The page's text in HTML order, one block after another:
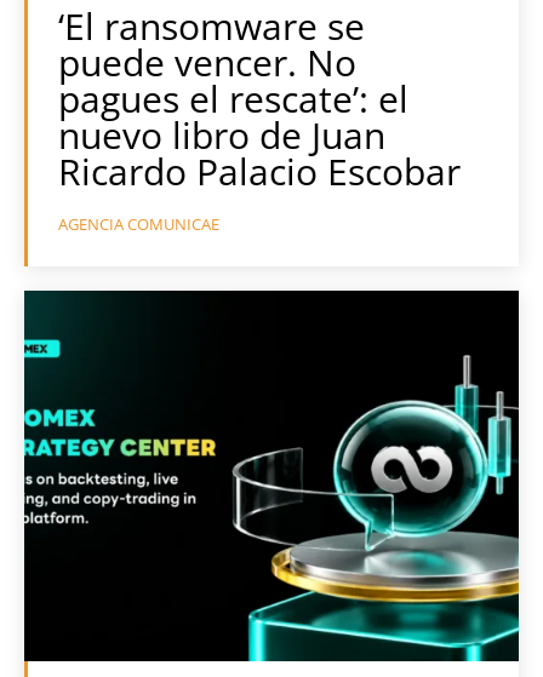
‘El ransomware se
puede vencer. No
pagues el rescate’: el
nuevo libro de Juan
Ricardo Palacio Escobar
AGENCIA COMUNICAE